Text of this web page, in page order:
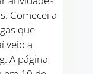
Comecei a
que
veio a
A página